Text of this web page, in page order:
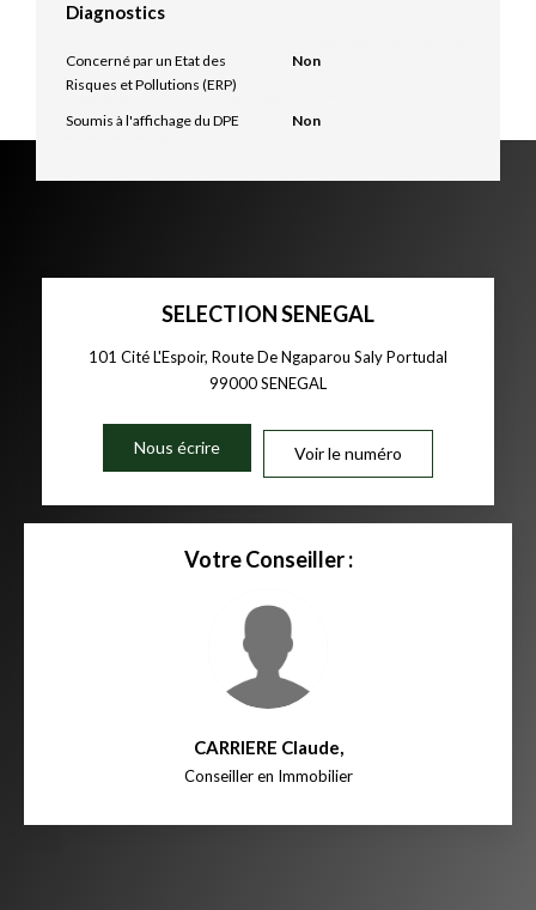
Diagnostics
Concerné par un Etat des
Risques et Pollutions (ERP)
Non
Soumis à l'affichage du DPE Non
SELECTION SENEGAL
101 Cité L'Espoir, Route De Ngaparou Saly Portudal
99000SENEGAL
Nous écrire Voir le numéro
Votre Conseiller :
CARRIERE Claude,
Conseiller en Immobilier